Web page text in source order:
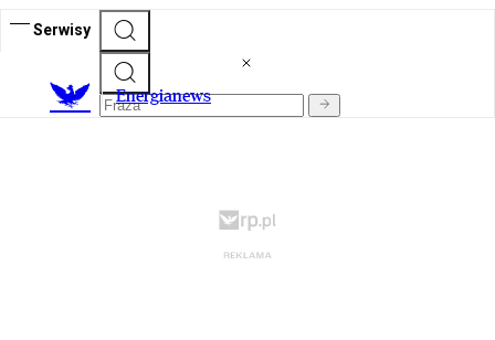
Serwisy
Energianews